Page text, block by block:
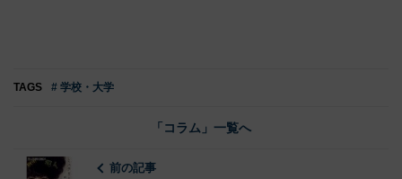
TAGS # 学校・大学
「コラム」一覧へ
前の記事